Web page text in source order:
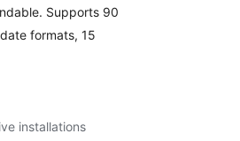
Supports 90
formats, 15
installations